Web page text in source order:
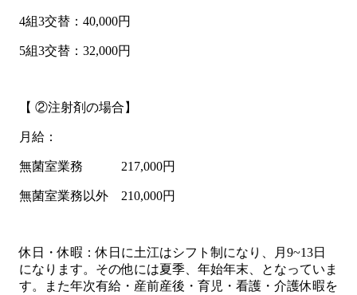
4組3交替：40,000円
5組3交替：32,000円
【 ②注射剤の場合】
月給：
無菌室業務 217,000円
無菌室業務以外 210,000円
休日・休暇：休日に土江はシフト制になり、月9~13日
になります。その他には夏季、年始年末、となっていま
す。また年次有給・産前産後・育児・看護・介護休暇を